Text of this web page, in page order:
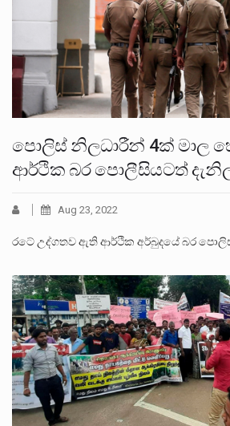
පොලිස් නිලධාරීන් 4ක් මාල
ආර්ථික බර පොලීසියටත්
Aug 23, 2022
රටේ උද්ගතව ඇති ආර්ථික අර්බුදයේ බර